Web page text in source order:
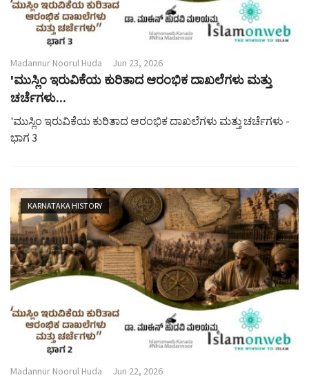
Madannur Noorul Huda Jun 23, 2026
'ಮುಸ್ಲಿಂ ಇರುವಿಕೆಯ ಕುರಿತಾದ ಆರಂಭಿಕ ದಾಖಲೆಗಳು ಮತ್ತು
ಚರ್ಚೆಗಳು...
'ಮುಸ್ಲಿಂ ಇರುವಿಕೆಯ ಕುರಿತಾದ ಆರಂಭಿಕ ದಾಖಲೆಗಳು ಮತ್ತು ಚರ್ಚೆಗಳು -
ಭಾಗ 3
KARNATAKA HISTORY
Madannur Noorul Huda Jun 22, 2026